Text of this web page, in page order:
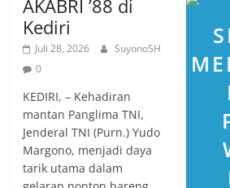
AKABRI ’88 di
Kediri
Juli 28, 2026
SuyonoSH
0
KEDIRI, – Kehadiran
mantan Panglima TNI,
Jenderal TNI (Purn.) Yudo
Margono, menjadi daya
tarik utama dalam